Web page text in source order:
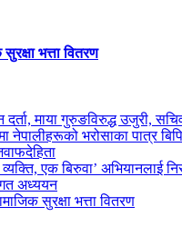
भत्ता वितरण
माया गुरुङविरुद्ध उजुरी,
भरोसाका पात्र
एक बिरुवा’ अभियानलाई
अध्ययन
सुरक्षा भत्ता वितरण